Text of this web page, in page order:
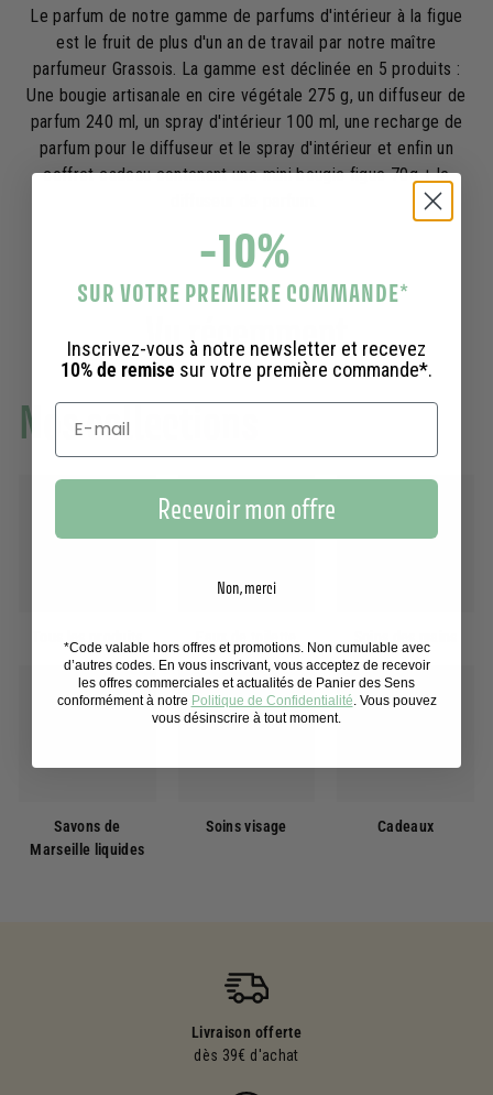
Le parfum de notre gamme de parfums d'intérieur à la figue
est le fruit de plus d'un an de travail par notre maître
parfumeur Grassois. La gamme est déclinée en 5 produits :
Une bougie artisanale en cire végétale 275 g, un diffuseur de
parfum 240 ml, un spray d'intérieur 100 ml, une recharge de
parfum pour le diffuseur et le spray d'intérieur et enfin un
coffret cadeau contenant une mini bougie figue 70g + le
Vu récemment
Nos collections
Savons de
Marseille liquides
Soins visage Cadeaux
Livraison offerte
dès 39€ d'achat
-10%
SUR VOTRE PREMIERE COMMANDE*
Inscrivez-vous à notre newsletter et recevez
10% de remise sur votre première commande*.
Recevoir mon offre
Non, merci
*Code valable hors offres et promotions. Non cumulable avec
d’autres codes. En vous inscrivant, vous acceptez de recevoir
les offres commerciales et actualités de Panier des Sens
conformément à notre Politique de Confidentialité . Vous pouvez
vous désinscrire à tout moment.